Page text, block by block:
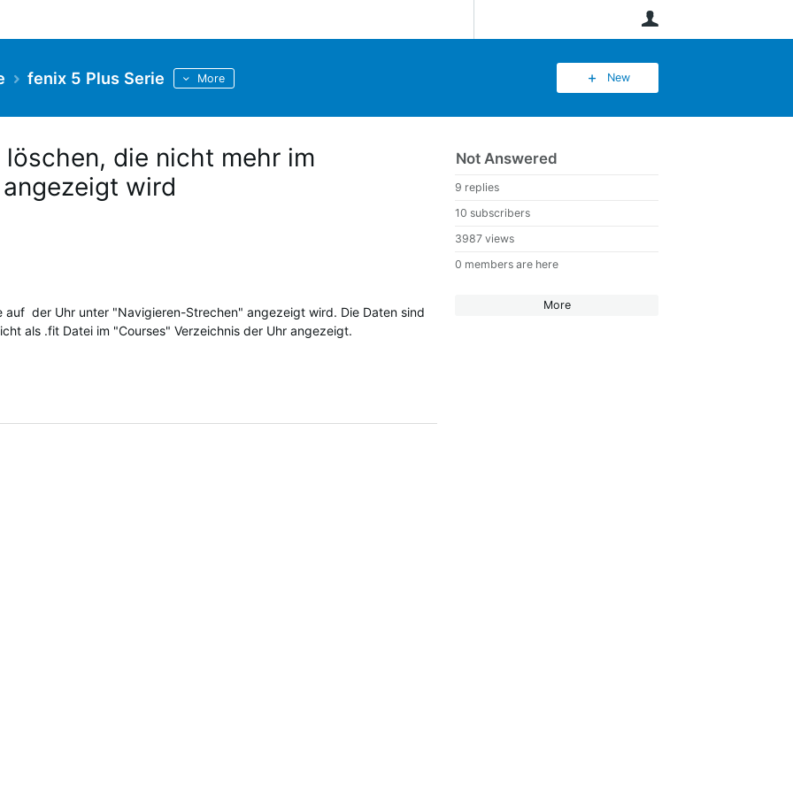
fenix 5 Plus Serie More New
Not Answered
9 replies
10 subscribers
3987 views
0 members are here
More
die nicht mehr im
wird
auf der Uhr unter "Navigieren-Strechen" angezeigt wird. Die Daten sind
als .fit Datei im "Courses" Verzeichnis der Uhr angezeigt.